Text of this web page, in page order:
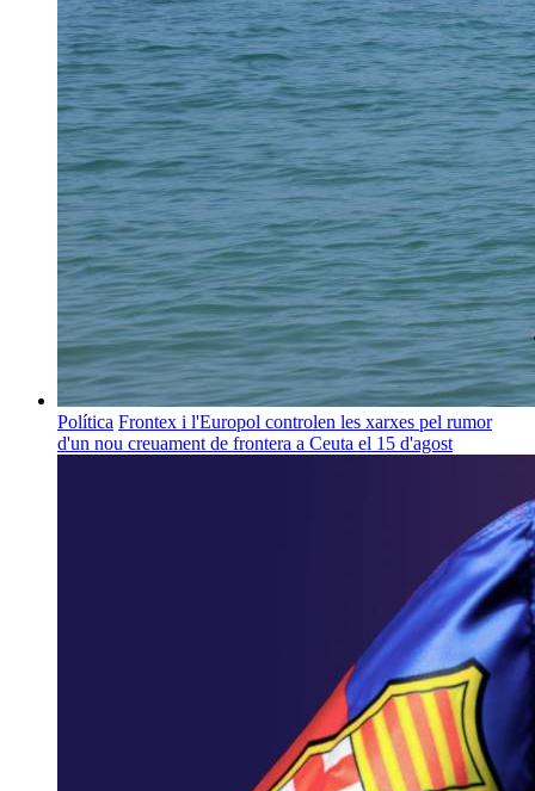
Política Frontex i l'Europol controlen les xarxes pel rumor
d'un nou creuament de frontera a Ceuta el 15 d'agost